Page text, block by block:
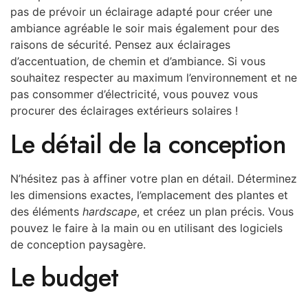
pas de prévoir un éclairage adapté pour créer une
ambiance agréable le soir mais également pour des
raisons de sécurité. Pensez aux éclairages
d’accentuation, de chemin et d’ambiance. Si vous
souhaitez respecter au maximum l’environnement et ne
pas consommer d’électricité, vous pouvez vous
procurer des éclairages extérieurs solaires !
Le détail de la conception
N’hésitez pas à affiner votre plan en détail. Déterminez
les dimensions exactes, l’emplacement des plantes et
des éléments hardscape, et créez un plan précis. Vous
pouvez le faire à la main ou en utilisant des logiciels
de conception paysagère.
Le budget